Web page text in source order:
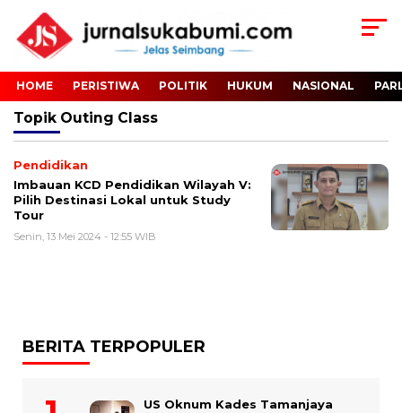
HOME PERISTIWA POLITIK HUKUM NASIONAL
Topik Outing Class
Pendidikan
Imbauan KCD Pendidikan Wilayah V:
Pilih Destinasi Lokal untuk Study
Tour
Senin, 13 Mei 2024 - 12:55 WIB
BERITA TERPOPULER
US Oknum Kades Tamanjaya